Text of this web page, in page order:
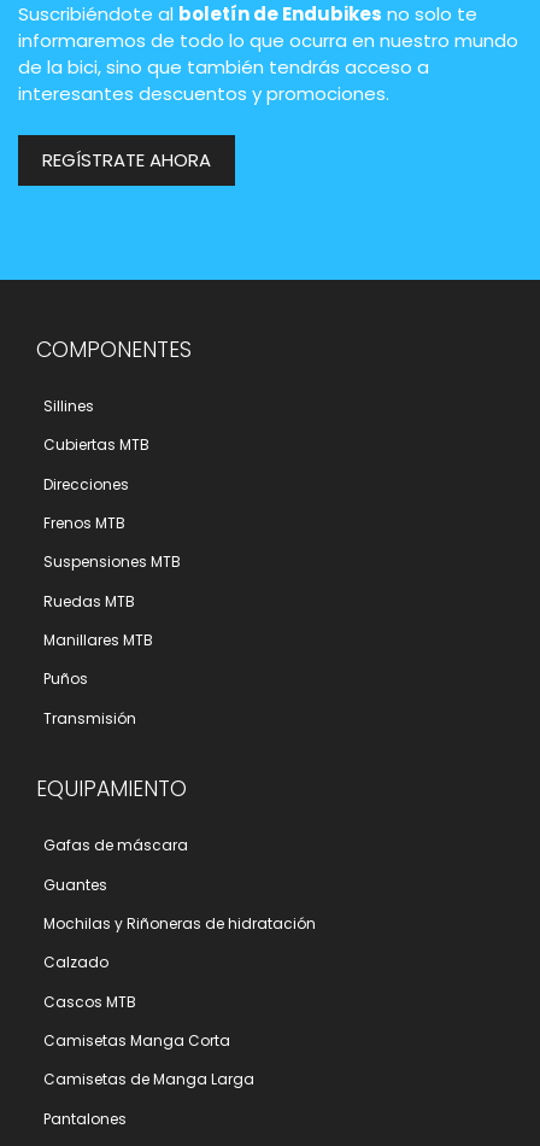
Suscribiéndote al boletín de Endubikes no solo te
informaremos de todo lo que ocurra en nuestro mundo
de la bici, sino que también tendrás acceso a
interesantes descuentos y promociones.
REGÍSTRATE AHORA
COMPONENTES
Sillines
Cubiertas MTB
Direcciones
Frenos MTB
Suspensiones MTB
Ruedas MTB
Manillares MTB
Puños
Transmisión
EQUIPAMIENTO
Gafas de máscara
Guantes
Mochilas y Riñoneras de hidratación
Calzado
Cascos MTB
Camisetas Manga Corta
Camisetas de Manga Larga
Pantalones